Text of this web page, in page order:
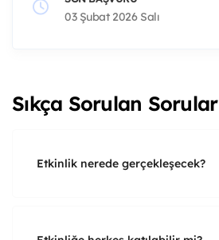
03 Şubat 2026 Salı
Sıkça Sorulan Sorular
Etkinlik nerede gerçekleşecek?